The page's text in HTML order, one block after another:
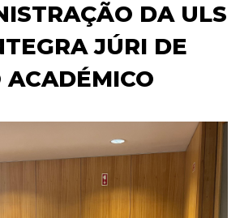
DA ULS
JÚRI DE
ACADÉMICO